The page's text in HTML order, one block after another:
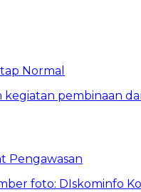
Normal
Pengawasan